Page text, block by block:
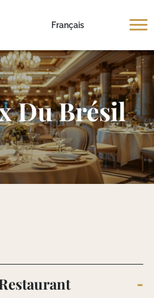
Français
Du Brésil